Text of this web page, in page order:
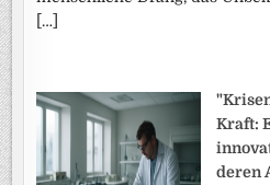
[…]
Kraft:
deren